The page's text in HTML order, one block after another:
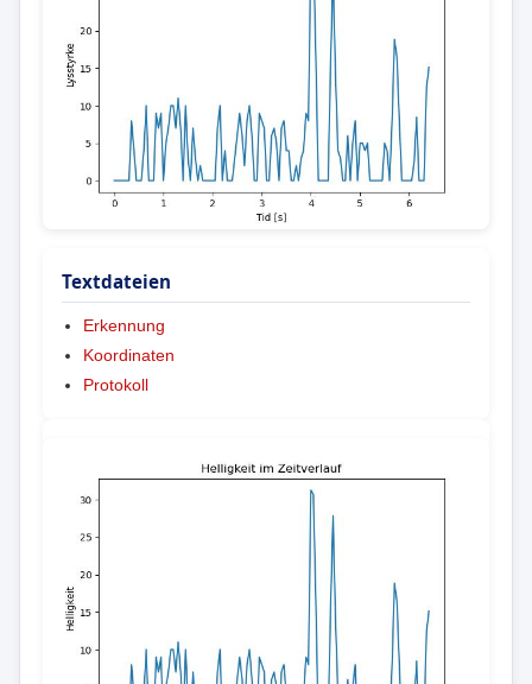
Textdateien
Erkennung
Koordinaten
Protokoll